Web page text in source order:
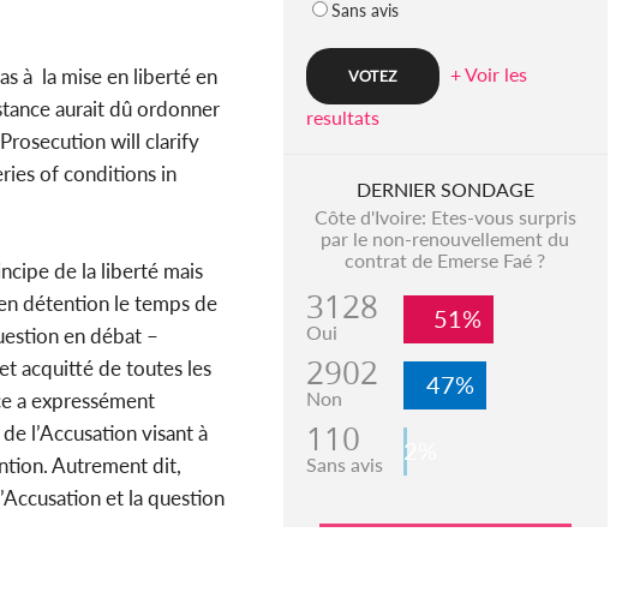
à la mise en liberté en
aurait dû ordonner
will clarify
of conditions in
de la liberté mais
détention le temps de
en débat –
acquitté de toutes les
a expressément
l’Accusation visant à
Autrement dit,
et la question
Sans avis
+ Voir les
resultats
DERNIER SONDAGE
Côte d'Ivoire: Etes-vous surpris
par le non-renouvellement du
contrat de Emerse Faé ?
3128
Oui 51%
2902
Non 47%
110
Sans avis 2%